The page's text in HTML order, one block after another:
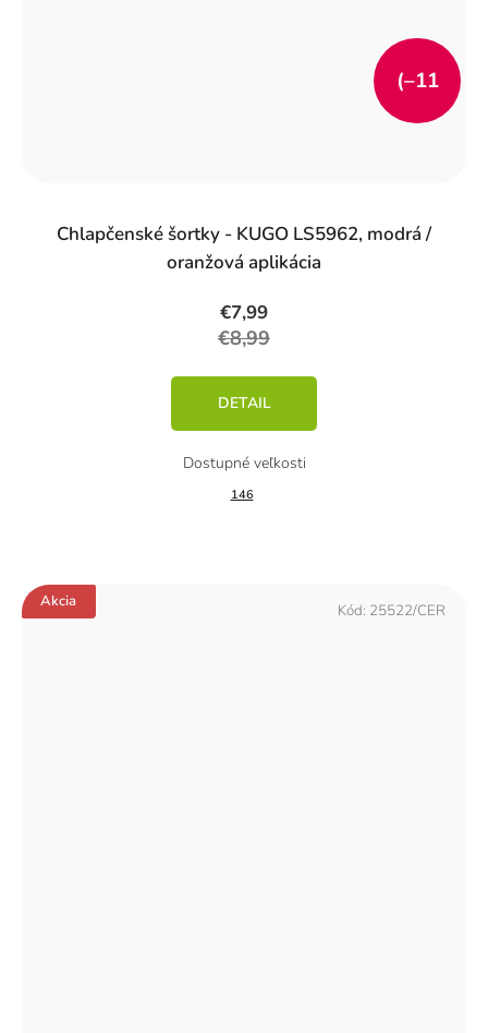
Chlapčenské šortky - KUGO LS5962, modrá /
oranžová aplikácia
€7,99
€8,99
(–11
DETAIL
146
Akcia Kód: 25522/CER